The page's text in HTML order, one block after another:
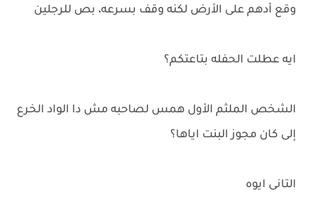
وقع أدهم على الأرض لكنه وقف بسرعه، بص للرجلين
ايه عطلت الحفله بتاعتكم؟
الشخص الملثم الأول همس لصاحبه مش دا الواد الخرع
إلى كان مجوز البنت اياها؟
التانى ايوه